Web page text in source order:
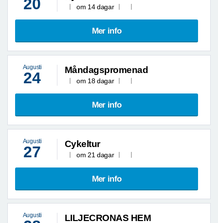
20 om 14 dagar
Mer info
Augusti
24 Måndagspromenad
om 18 dagar
Mer info
Augusti
27 Cykeltur
om 21 dagar
Mer info
Augusti LILJECRONAS HEM